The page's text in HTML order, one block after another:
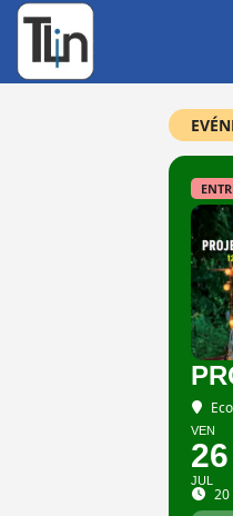
Rechercher
VEN
26
JUL
20